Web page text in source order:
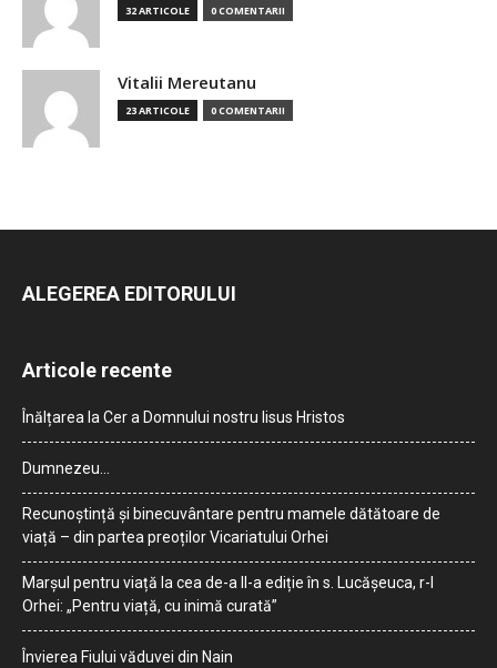
32 ARTICOLE 0 COMENTARII
Vitalii Mereutanu
23 ARTICOLE 0 COMENTARII
ALEGEREA EDITORULUI
Articole recente
Înălțarea la Cer a Domnului nostru Iisus Hristos
Dumnezeu…
Recunoștință și binecuvântare pentru mamele dătătoare de
viață – din partea preoților Vicariatului Orhei
Marșul pentru viață la cea de-a II-a ediție în s. Lucășeuca, r-l
Orhei: „Pentru viață, cu inimă curată”
Învierea Fiului văduvei din Nain